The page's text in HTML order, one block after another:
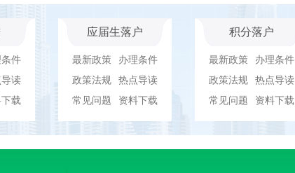
件
读
载
应届生落户
最新政策
办理条件
政策法规
热点导读
常见问题
资料下载
积分落户
最新政策
办理条件
政策法规
热点导读
常见问题
资料下载